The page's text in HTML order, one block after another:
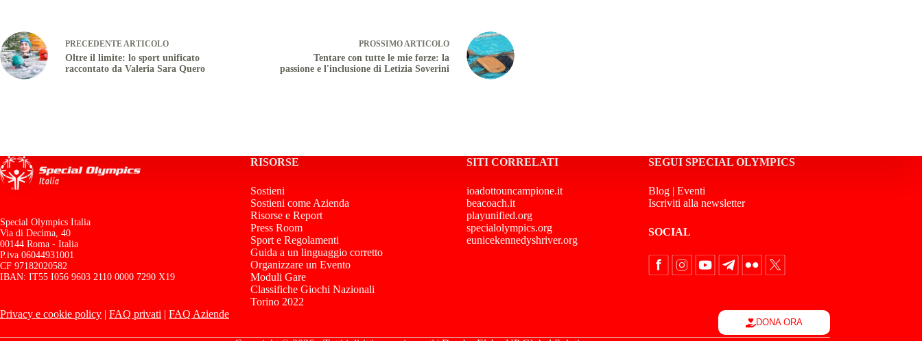
PRECEDENTE ARTICOLO
Oltre il limite: lo sport unificato
raccontato da Valeria Sara Quero
PROSSIMO ARTICOLO
Tentare con tutte le mie forze: la
passione e l'inclusione di Letizia Soverini
Special Olympics Italia
Via di Decima, 40
00144 Roma - Italia
P.iva 06044931001
CF 97182020582
IBAN: IT55 I056 9603 2110 0000 7290 X19
RISORSE
Sostieni
Sostieni come Azienda
Risorse e Report
Press Room
Sport e Regolamenti
Guida a un linguaggio corretto
Organizzare un Evento
Moduli Gare
Classifiche Giochi Nazionali
Torino 2022
SITI CORRELATI
ioadottouncampione.it
beacoach.it
playunified.org
specialolympics.org
eunicekennedyshriver.org
SEGUI SPECIAL OLYMPICS
Blog| Eventi
Iscriviti alla newsletter
SOCIAL
Privacy e cookie policy | FAQ privati | FAQ Aziende
DONA ORA